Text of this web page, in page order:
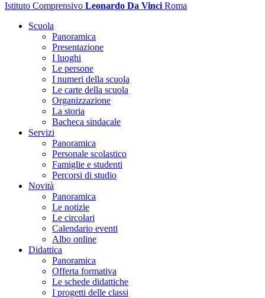
Istituto Comprensivo Leonardo Da Vinci Roma
Scuola
Panoramica
Presentazione
I luoghi
Le persone
I numeri della scuola
Le carte della scuola
Organizzazione
La storia
Bacheca sindacale
Servizi
Panoramica
Personale scolastico
Famiglie e studenti
Percorsi di studio
Novità
Panoramica
Le notizie
Le circolari
Calendario eventi
Albo online
Didattica
Panoramica
Offerta formativa
Le schede didattiche
I progetti delle classi